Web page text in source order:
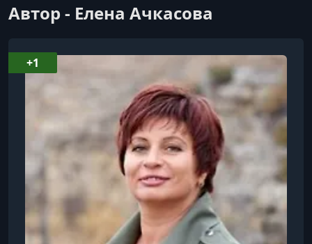
Автор - Елена Ачкасова
+1